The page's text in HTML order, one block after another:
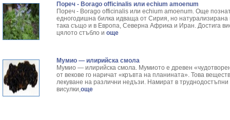
Пореч - Borago officinalis или echium amoenum
Пореч - Borago officinalis или echium amoenum. Още
едногодишна билка идваща от Сирия, но
така също и в Европа, Северна Африка и Иран. Достига
цялото стъбло и още
Мумио — илирийска смола
Мумио — илирийска смола. Мумиото е древен
от векове го наричат «кръвта на планината». Това
лекуване на различни недъзи. Намират в
висулки,още